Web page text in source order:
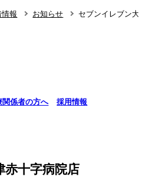
情報 お知らせ セブンイレブン大
関係者の方へ 採用情報
十字病院店